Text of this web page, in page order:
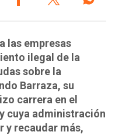
las empresas
ilegal de la
sobre la
Barraza, su
carrera en el
cuya administración
y recaudar más,